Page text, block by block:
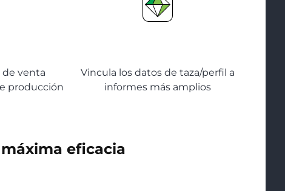
de venta
producción
Vincula los datos de taza/perfil a
informes más amplios
eficacia